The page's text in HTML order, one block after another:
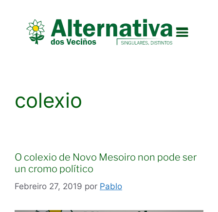
colexio
O colexio de Novo Mesoiro non pode ser
un cromo político
Febreiro 27, 2019 por Pablo